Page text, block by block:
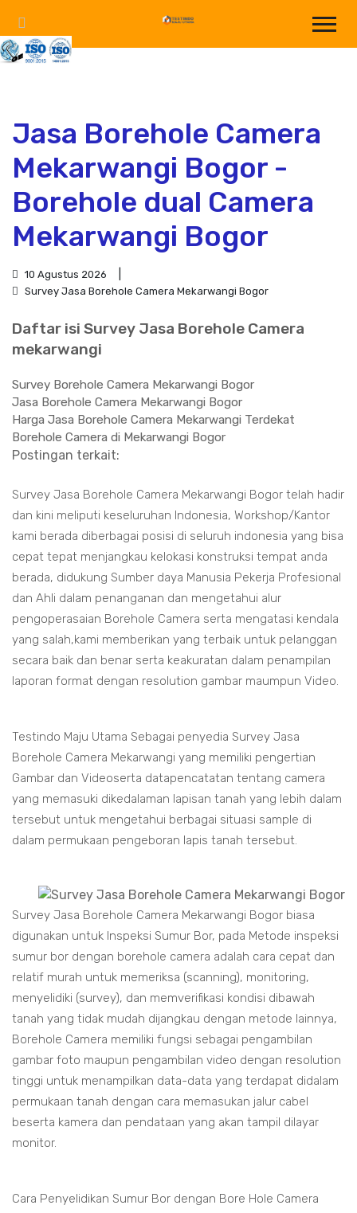
Jasa Borehole Camera
Mekarwangi Bogor -
Borehole dual Camera
Mekarwangi Bogor
10 Agustus 2026
Survey Jasa Borehole Camera Mekarwangi Bogor
Daftar isi Survey Jasa Borehole Camera
mekarwangi
Survey Borehole Camera Mekarwangi Bogor
Jasa Borehole Camera Mekarwangi Bogor
Harga Jasa Borehole Camera Mekarwangi Terdekat
Borehole Camera di Mekarwangi Bogor
Postingan terkait:
Survey Jasa Borehole Camera Mekarwangi Bogor telah hadir
dan kini meliputi keseluruhan Indonesia, Workshop/Kantor
kami berada diberbagai posisi di seluruh indonesia yang bisa
cepat tepat menjangkau kelokasi konstruksi tempat anda
berada, didukung Sumber daya Manusia Pekerja Profesional
dan Ahli dalam penanganan dan mengetahui alur
pengoperasaian Borehole Camera serta mengatasi kendala
yang salah,kami memberikan yang terbaik untuk pelanggan
secara baik dan benar serta keakuratan dalam penampilan
laporan format dengan resolution gambar maumpun Video.
Testindo Maju Utama Sebagai penyedia Survey Jasa
Borehole Camera Mekarwangi yang memiliki pengertian
Gambar dan Videoserta datapencatatan tentang camera
yang memasuki dikedalaman lapisan tanah yang lebih dalam
tersebut untuk mengetahui berbagai situasi sample di
dalam permukaan pengeboran lapis tanah tersebut.
Survey Jasa Borehole Camera Mekarwangi Bogor biasa
digunakan untuk Inspeksi Sumur Bor, pada Metode inspeksi
sumur bor dengan borehole camera adalah cara cepat dan
relatif murah untuk memeriksa (scanning), monitoring,
menyelidiki (survey), dan memverifikasi kondisi dibawah
tanah yang tidak mudah dijangkau dengan metode lainnya,
Borehole Camera memiliki fungsi sebagai pengambilan
gambar foto maupun pengambilan video dengan resolution
tinggi untuk menampilkan data-data yang terdapat didalam
permukaan tanah dengan cara memasukan jalur cabel
beserta kamera dan pendataan yang akan tampil dilayar
monitor.
Cara Penyelidikan Sumur Bor dengan Bore Hole Camera